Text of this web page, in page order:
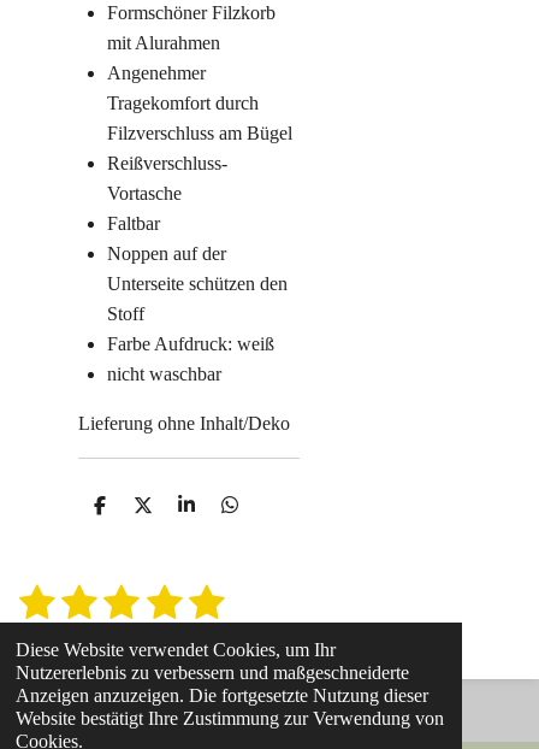
Diese Website verwendet Cookies, um Ihr
Nutzererlebnis zu verbessern und maßgeschneiderte
Anzeigen anzuzeigen. Die fortgesetzte Nutzung dieser
Website bestätigt Ihre Zustimmung zur Verwendung von
Cookies.
Formschöner Filzkorb
mit Alurahmen
Angenehmer
Tragekomfort durch
Filzverschluss am Bügel
Reißverschluss-
Vortasche
Faltbar
Noppen auf der
Unterseite schützen den
Stoff
Farbe Aufdruck: weiß
nicht waschbar
Lieferung ohne Inhalt/Deko
T
n
T
n
T
n
T
B
e
w
e
r
1
S
t
e
2
S
t
e
3
S
t
e
4
S
t
e
5
S
t
e
B
e
r
t
u
1 Stimme
© 2021 - 2026 Steffis Kreativfabrik